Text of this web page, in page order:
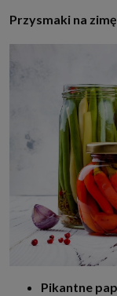
które
stronę z tego
urządzenia.
Twoje uprawnienia
Przysługują Ci
przetwarzania
1. Jeśli udzieliłeś
chwili wycofać
przetwarzania już
2. Masz również
sprostowania,
przeniesienia
oraz prawo do
jest Prezes
znajdziesz
Przysmaki na
Pikantne